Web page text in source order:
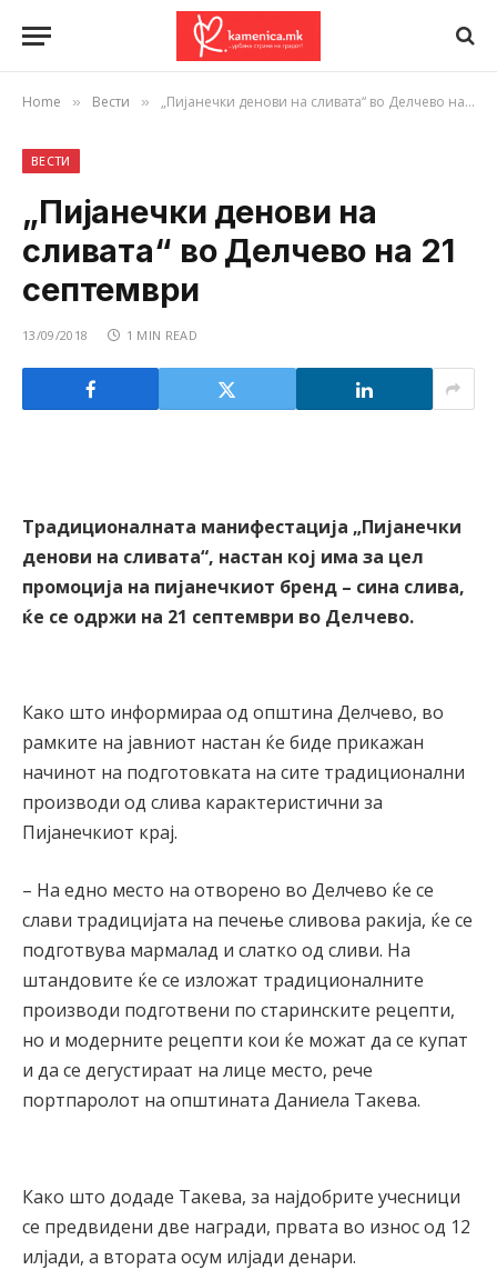
Home » Вести » „Пијанечки денови на сливата“ во Делчево на 21 септември
ВЕСТИ
„Пијанечки денови на
сливата“ во Делчево на 21
септември
13/09/2018 1 MIN READ
Традиционалната манифестација „Пијанечки
денови на сливата“, настан кој има за цел
промоција на пијанечкиот бренд – сина слива,
ќе се одржи на 21 септември во Делчево.
Како што информираа од општина Делчево, во
рамките на јавниот настан ќе биде прикажан
начинот на подготовката на сите традиционални
производи од слива карактеристични за
Пијанечкиот крај.
– На едно место на отворено во Делчево ќе се
слави традицијата на печење сливова ракија, ќе се
подготвува мармалад и слатко од сливи. На
штандовите ќе се изложат традиционалните
производи подготвени по старинските рецепти,
но и модерните рецепти кои ќе можат да се купат
и да се дегустираат на лице место, рече
портпаролот на општината Даниела Такева.
Како што додаде Такева, за најдобрите учесници
се предвидени две награди, првата во износ од 12
илјади, а втората осум илјади денари.